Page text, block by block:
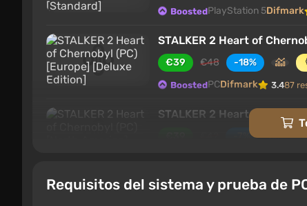
BoostedPlayStation 5Difmark
STALKER 2 Heart of
€39 €48 -18%
BoostedPCDifmark 3.487
STALKER 2 Heart of
-7%
STALKER 2 Heart of
Requisitos del sistema y prueba de